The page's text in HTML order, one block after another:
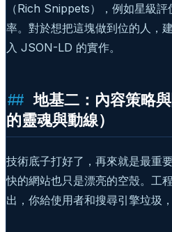
（Rich Snippets），例如星級
率。對於想把這塊做到位的人，
入 JSON-LD 的實作。
地基二：內容策略
的靈魂與動線）
技術底子打好了，再來就是最重
快的網站也只是漂亮的空殼。工
出，你給使用者和搜尋引擎垃圾